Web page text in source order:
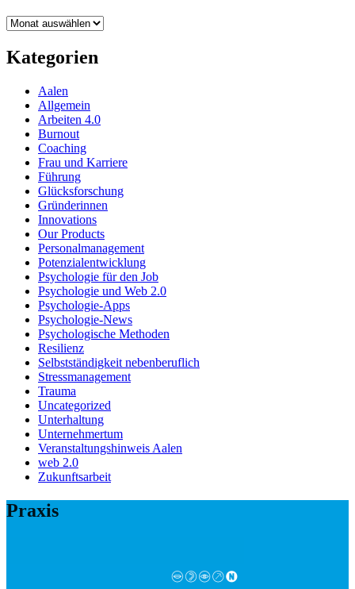
Archiv
Kategorien
Aalen
Allgemein
Arbeiten 4.0
Burnout
Coaching
Frau und Karriere
Führung
Glücksforschung
Gründerinnen
Innovations
Our Products
Personalmanagement
Potenzialentwicklung
Psychologie für den Job
Psychologie und Web 2.0
Psychologie-Apps
Psychologie-News
Psychologische Methoden
Resilienz
Selbstständigkeit nebenberuflich
Stressmanagement
Trauma
Uncategorized
Unterhaltung
Unternehmertum
Veranstaltungshinweis Aalen
web 2.0
Zukunftsarbeit
Praxis